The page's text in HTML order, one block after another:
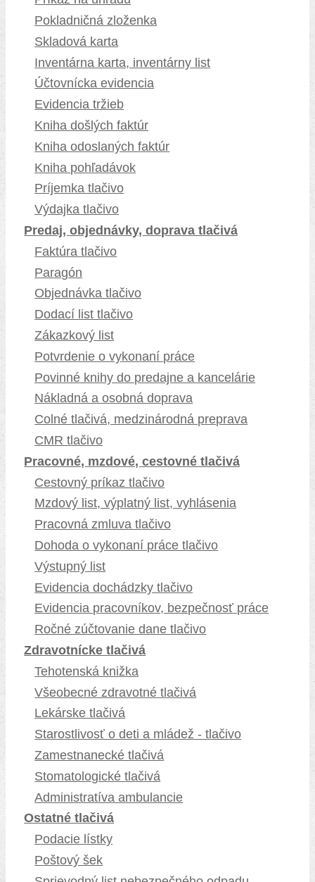
Pokladničná zloženka
Skladová karta
Inventárna karta, inventárny list
Účtovnícka evidencia
Evidencia tržieb
Kniha došlých faktúr
Kniha odoslaných faktúr
Kniha pohľadávok
Príjemka tlačivo
Výdajka tlačivo
Predaj, objednávky, doprava tlačivá
Faktúra tlačivo
Paragón
Objednávka tlačivo
Dodací list tlačivo
Zákazkový list
Potvrdenie o vykonaní práce
Povinné knihy do predajne a kancelárie
Nákladná a osobná doprava
Colné tlačivá, medzinárodná preprava
CMR tlačivo
Pracovné, mzdové, cestovné tlačivá
Cestovný príkaz tlačivo
Mzdový list, výplatný list, vyhlásenia
Pracovná zmluva tlačivo
Dohoda o vykonaní práce tlačivo
Výstupný list
Evidencia dochádzky tlačivo
Evidencia pracovníkov, bezpečnosť práce
Ročné zúčtovanie dane tlačivo
Zdravotnícke tlačivá
Tehotenská knižka
Všeobecné zdravotné tlačivá
Lekárske tlačivá
Starostlivosť o deti a mládež - tlačivo
Zamestnanecké tlačivá
Stomatologické tlačivá
Administratíva ambulancie
Ostatné tlačivá
Podacie lístky
Poštový šek